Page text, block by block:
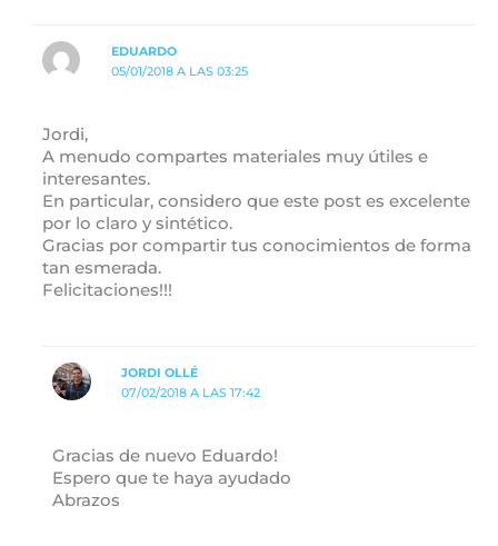
EDUARDO
05/01/2018 A LAS 03:25
Jordi,
A menudo compartes materiales muy útiles e
interesantes.
En particular, considero que este post es excelente
por lo claro y sintético.
Gracias por compartir tus conocimientos de forma
tan esmerada.
Felicitaciones!!!
JORDI OLLÉ
07/02/2018 A LAS 17:42
Gracias de nuevo Eduardo!
Espero que te haya ayudado
Abrazos